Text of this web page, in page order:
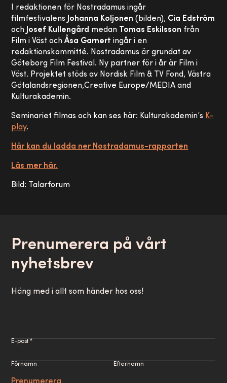
I redaktionen för Nostradamus ingår
filmfestivalens
Johanna Koljonen (bilden), Cia Edström
och Josef Kullengård medan Tomas Eskilsson från
Film i Väst ochÅsa Garnert ingår i en
redaktionskommitté. Nostradamus är grundat av
Göteborg Film Festival. Ny partner för i år är Film i
Väst. Projektet stöds av Nordisk Film & TV Fond, Västra
Götalandsregionen,Creative Europe/MEDIA and
Kulturakademin.
Seminariet filmas och kan ses här: Kulturakademin’s K-
play.
Här kan du ladda ner Nostradamus-rapporten
Läs mer här.
Bild: Talarforum
Prenumerera på vårt
nyhetsbrev
Häng med i allt som händer hos oss!
E-post *
Förnamn Efternamn